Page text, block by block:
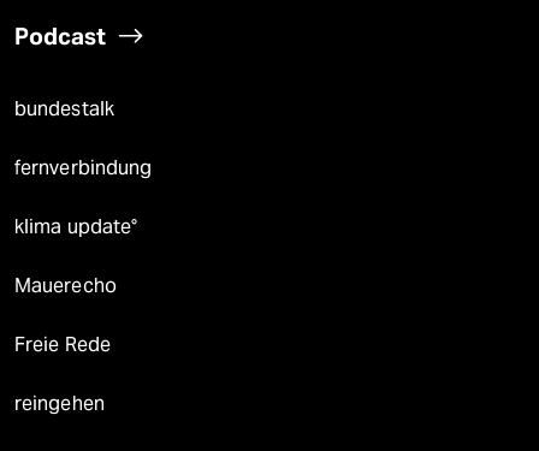
Podcast
bundestalk
fernverbindung
klima update°
Mauerecho
Freie Rede
reingehen